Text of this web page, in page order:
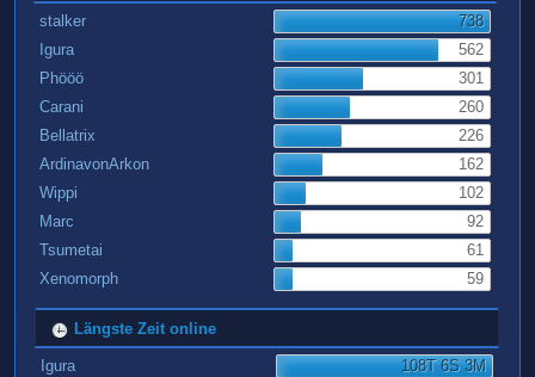
stalker
738
Igura
562
Phööö
301
Carani
260
Bellatrix
226
ArdinavonArkon
162
Wippi
102
Marc
92
Tsumetai
61
Xenomorph
59
Längste Zeit online
Igura
108T 6S 3M